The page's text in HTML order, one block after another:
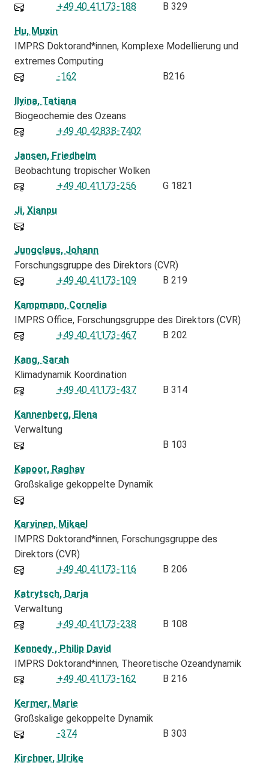
+49 40 41173-188
B 329
Hu, Muxin
IMPRS Doktorand*innen Komplexe Modellierung und
extremes Computing
-162
B216
Ilyina, Tatiana
Biogeochemie des Ozeans
+49 40 42838-7402
Jansen, Friedhelm
Beobachtung tropischer Wolken
+49 40 41173-256
G 1821
Ji, Xianpu
Jungclaus, Johann
Forschungsgruppe des Direktors (CVR)
+49 40 41173-109
B 219
Kampmann, Cornelia
IMPRS Office Forschungsgruppe des Direktors (CVR)
+49 40 41173-467
B 202
Kang, Sarah
Klimadynamik Koordination
+49 40 41173-437
B 314
Kannenberg, Elena
Verwaltung
B 103
Kapoor, Raghav
Großskalige gekoppelte Dynamik
Karvinen, Mikael
IMPRS Doktorand*innen Forschungsgruppe des
Direktors (CVR)
+49 40 41173-116
B 206
Katrytsch, Darja
Verwaltung
+49 40 41173-238
B 108
Kennedy , Philip David
IMPRS Doktorand*innen Theoretische Ozeandynamik
+49 40 41173-162
B 216
Kermer, Marie
Großskalige gekoppelte Dynamik
-374
B 303
Kirchner, Ulrike